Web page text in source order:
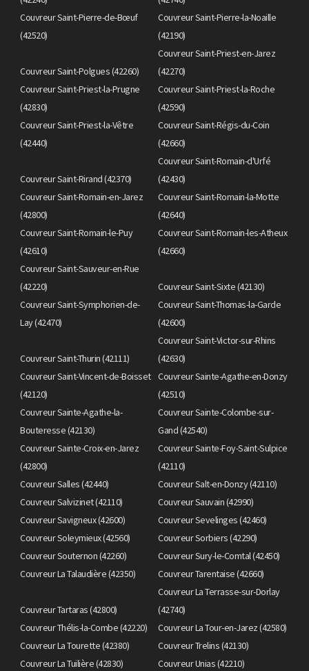
Couvreur Saint-Pierre-de-Bœuf
(42520)
Couvreur Saint-Pierre-la-Noaille
(42190)
Couvreur Saint-Polgues (42260)
Couvreur Saint-Priest-en-Jarez
(42270)
Couvreur Saint-Priest-la-Prugne
(42830)
Couvreur Saint-Priest-la-Roche
(42590)
Couvreur Saint-Priest-la-Vêtre
(42440)
Couvreur Saint-Régis-du-Coin
(42660)
Couvreur Saint-Rirand (42370)
Couvreur Saint-Romain-d'Urfé
(42430)
Couvreur Saint-Romain-en-Jarez
(42800)
Couvreur Saint-Romain-la-Motte
(42640)
Couvreur Saint-Romain-le-Puy
(42610)
Couvreur Saint-Romain-les-Atheux
(42660)
Couvreur Saint-Sauveur-en-Rue
(42220)
Couvreur Saint-Sixte (42130)
Couvreur Saint-Symphorien-de-
Lay (42470)
Couvreur Saint-Thomas-la-Garde
(42600)
Couvreur Saint-Thurin (42111)
Couvreur Saint-Victor-sur-Rhins
(42630)
Couvreur Saint-Vincent-de-Boisset
(42120)
Couvreur Sainte-Agathe-en-Donzy
(42510)
Couvreur Sainte-Agathe-la-
Bouteresse (42130)
Couvreur Sainte-Colombe-sur-
Gand (42540)
Couvreur Sainte-Croix-en-Jarez
(42800)
Couvreur Sainte-Foy-Saint-Sulpice
(42110)
Couvreur Salles (42440)
Couvreur Salt-en-Donzy (42110)
Couvreur Salvizinet (42110)
Couvreur Sauvain (42990)
Couvreur Savigneux (42600)
Couvreur Sevelinges (42460)
Couvreur Soleymieux (42560)
Couvreur Sorbiers (42290)
Couvreur Souternon (42260)
Couvreur Sury-le-Comtal (42450)
Couvreur La Talaudière (42350)
Couvreur Tarentaise (42660)
Couvreur Tartaras (42800)
Couvreur La Terrasse-sur-Dorlay
(42740)
Couvreur Thélis-la-Combe (42220)
Couvreur La Tour-en-Jarez (42580)
Couvreur La Tourette (42380)
Couvreur Trelins (42130)
Couvreur La Tuilière (42830)
Couvreur Unias (42210)